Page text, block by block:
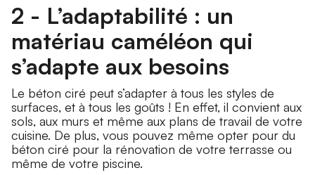
2 - L’adaptabilité : un
matériau caméléon qui
s’adapte aux besoins
Le béton ciré peut s’adapter à tous les styles de
surfaces, et à tous les goûts ! En effet, il convient aux
sols, aux murs et même aux plans de travail de votre
cuisine. De plus, vous pouvez même opter pour du
béton ciré pour la rénovation de votre terrasse ou
même de votre piscine.